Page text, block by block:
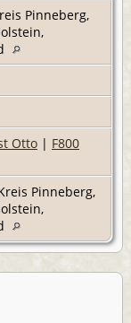
Pinneberg,
Otto | F800
Pinneberg,